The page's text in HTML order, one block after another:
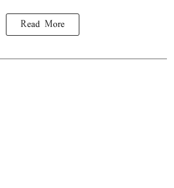
Read More